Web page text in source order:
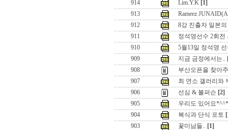
914
Lim.Y.K [1]
913
Rameez
912
8강 진출자 일본
911
정석영선수 2회전
910
5월13일 정석영
909
지금 금정에서는..
908
부산오픈을 찾아
907
최 연소 갤러리와
906
선심 & 볼퍼슨 [2]
905
우리도 있어요*^^*
904
복식과 단식 포토
903
꽃미남들.. [1]